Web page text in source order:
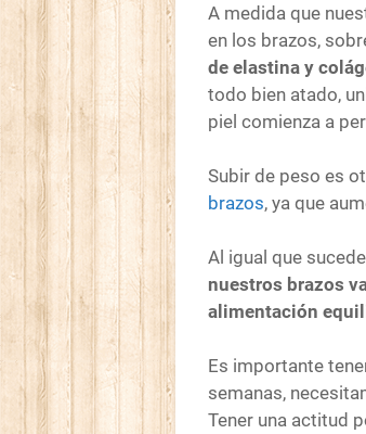
A medida que
en los brazos,
de elastina y
todo bien atado,
piel comienza a
Subir de peso es
brazos, ya que
Al igual que
nuestros brazos
alimentación
Es importante
semanas,
Tener una actitud